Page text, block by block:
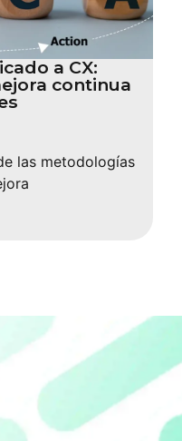
a CX:
continua
las metodologías